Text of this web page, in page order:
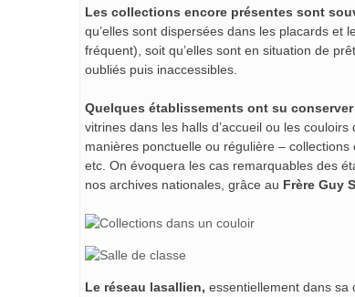
Les collections encore présentes sont
qu’elles sont dispersées dans les placards et
fréquent), soit qu’elles sont en situation de
oubliés puis inaccessibles.
Quelques établissements ont su
vitrines dans les halls d’accueil ou les
manières ponctuelle ou régulière – collections
etc. On évoquera les cas remarquables des
nos archives nationales, grâce au Frère Guy
Le réseau lasallien, essentiellement dans sa